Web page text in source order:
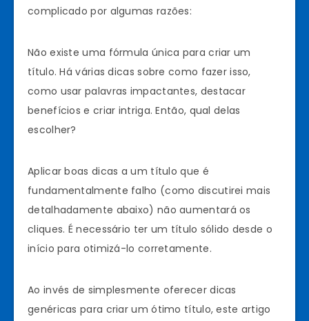
complicado por algumas razões:
Não existe uma fórmula única para criar um
título. Há várias dicas sobre como fazer isso,
como usar palavras impactantes, destacar
benefícios e criar intriga. Então, qual delas
escolher?
Aplicar boas dicas a um título que é
fundamentalmente falho (como discutirei mais
detalhadamente abaixo) não aumentará os
cliques. É necessário ter um título sólido desde o
início para otimizá-lo corretamente.
Ao invés de simplesmente oferecer dicas
genéricas para criar um ótimo título, este artigo